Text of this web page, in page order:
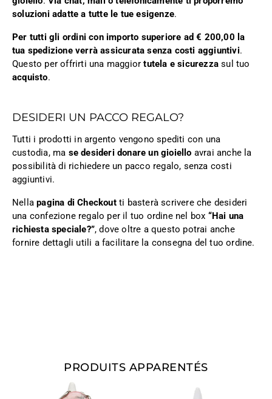
soluzioni adatte a tutte le tue esigenze.
Per tutti gli ordini con importo superiore ad € 200,00 la
tua spedizione verrà assicurata senza costi aggiuntivi.
Questo per offrirti una maggiortutela e sicurezza sul tuo
acquisto.
DESIDERI UN PACCO REGALO?
Tutti i prodotti in argento vengono spediti con una
custodia, ma se desideri donare un gioiello avrai anche la
possibilità di richiedere un pacco regalo, senza costi
aggiuntivi.
Nellapagina di Checkoutti basterà scrivere che desideri
una confezione regalo per il tuo ordine nel box “Hai una
richiesta speciale?”, dove oltre a questo potrai anche
fornire dettagli utili a facilitare la consegna del tuo ordine.
PRODUITS APPARENTÉS